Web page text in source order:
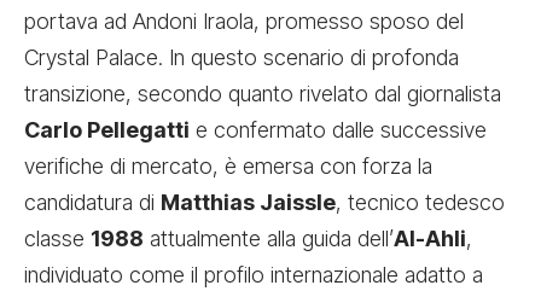
portava ad Andoni Iraola, promesso sposo del
Crystal Palace. In questo scenario di profonda
transizione, secondo quanto rivelato dal giornalista
Carlo Pellegatti e confermato dalle successive
verifiche di mercato, è emersa con forza la
candidatura di Matthias Jaissle, tecnico tedesco
classe 1988 attualmente alla guida dell’Al-Ahli,
individuato come il profilo internazionale adatto a